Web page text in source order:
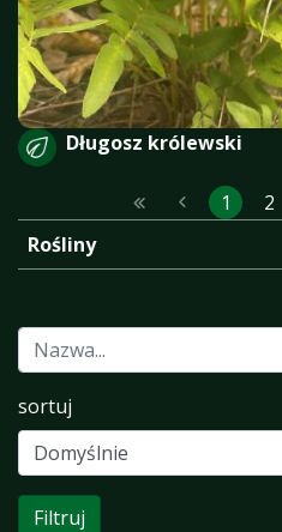
Długosz królewski
1 2
Rośliny
sortuj
Filtruj